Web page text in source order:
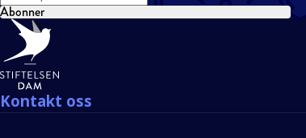
Abonner
Bunntekst
Kontakt oss